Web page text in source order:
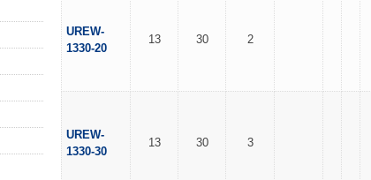
UREW-
1330-20
13 30 2
UREW-
1330-30
13 30 3